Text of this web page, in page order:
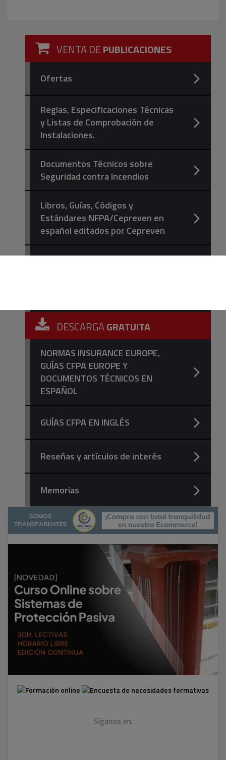
VENTA DEPUBLICACIONES
Ofertas
Reglas, Especificaciones Técnicas
y Listas de Comprobación de
Instalaciones.
Documentos Técnicos sobre
Seguridad contra Incendios
Libros, Guías, Códigos y
Estándares NFPA/Cepreven en
español editados por Cepreven
DESCARGAGRATUITA
NORMAS INSURANCE EUROPE,
GUÍAS CFPA EUROPE Y
DOCUMENTOS TÉCNICOS EN
ESPAÑOL
GUÍAS CFPA EN INGLÉS
Reseñas y artículos de interés
Memorias
Síganos en: